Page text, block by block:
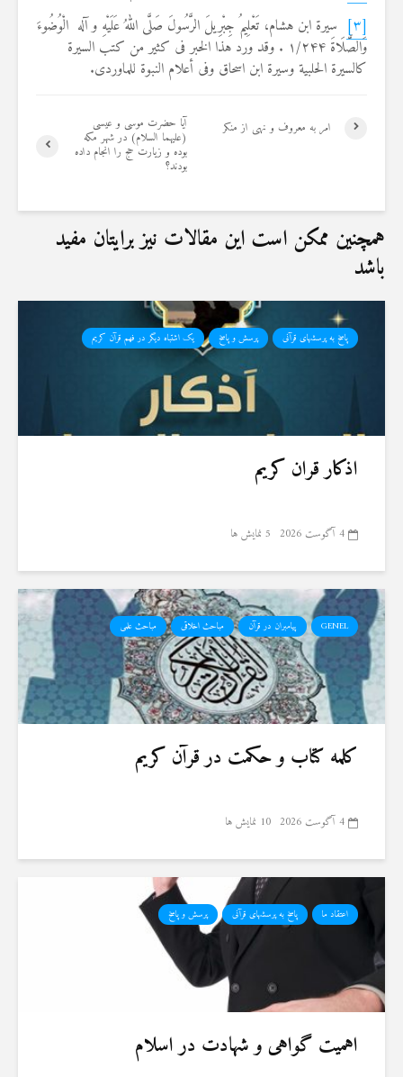
[۳]
سیرة ابن هشام، تَعْلِیمُ جِبْرِیلَ الرَّسُولَ صَلَّى اللهُ عَلَیْهِ و آله الْوُضُوءَ
وَالصَّلَاةَ ۱/۲۴۴ . وقد ورد هذا الخبر فی کثیر من کتب السیرة
کالسیرة الحلبیة وسیرة ابن اسحاق وفی أعلام النبوة للماوردی.
آیا حضرت موسی و عیسی
(علیهما السلام) در شهر مکه
بوده و زیارت حج را انجام داده
بودند؟
امر به معروف و نهی از منکر
همچنین ممکن است این مقالات نیز برایتان مفید
باشد
پاسخ به پرسشهای قرآنی پرسش و پاسخ یک اشتباه دیگر در فهم قرآن کریم
اذکار قران کریم
4 آگوست 2026 5 نمایش ها
GENEL پیامبران در قرآن مباحث اخلاقی مباحث علمی
کلمه کتاب و حکمت در قرآن کریم
4 آگوست 2026 10 نمایش ها
اعتقاد ما پاسخ به پرسشهای قرآنی پرسش و پاسخ
اهمیت گواهی و شهادت در اسلام